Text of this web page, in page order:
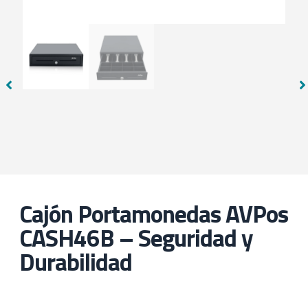
Cajón Portamonedas AVPos
CASH46B – Seguridad y
Durabilidad